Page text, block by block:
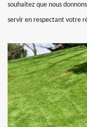
souhaitez que nous
servir en respectant votre